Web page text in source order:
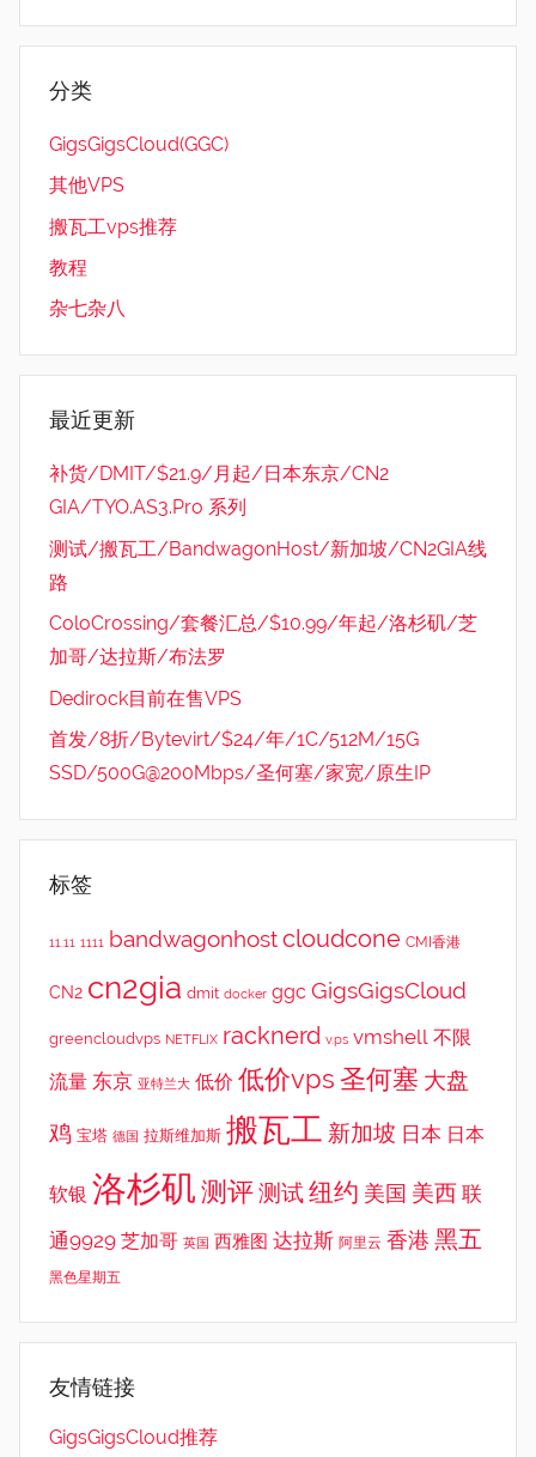
分类
GigsGigsCloud(GGC)
其他VPS
搬瓦工vps推荐
教程
杂七杂八
最近更新
补货/DMIT/$21.9/月起/日本东京/CN2
GIA/TYO.AS3.Pro 系列
测试/搬瓦工/BandwagonHost/新加坡/CN2GIA线
路
ColoCrossing/套餐汇总/$10.99/年起/洛杉矶/芝
加哥/达拉斯/布法罗
Dedirock目前在售VPS
首发/8折/Bytevirt/$24/年/1C/512M/15G
SSD/500G@200Mbps/圣何塞/家宽/原生IP
标签
11.11 1111 bandwagonhostcloudcone CMI香港
CN2 cn2gia dmit docker ggc GigsGigsCloud
greencloudvps NETFLIX racknerd v.ps vmshell 不限
流量 东京 亚特兰大 低价 低价vps 圣何塞 大盘
鸡 宝塔 德国 拉斯维加斯 搬瓦工 新加坡 日本 日本
软银 洛杉矶 测评测试纽约 美国 美西 联
通9929 芝加哥 英国 西雅图 达拉斯 阿里云 香港 黑五
黑色星期五
友情链接
GigsGigsCloud推荐